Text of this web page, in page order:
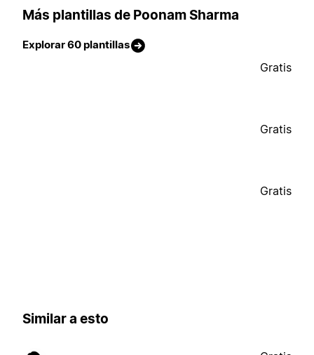
Más plantillas de Poonam Sharma
Explorar 60 plantillas
Gratis
Gratis
Gratis
Similar a esto